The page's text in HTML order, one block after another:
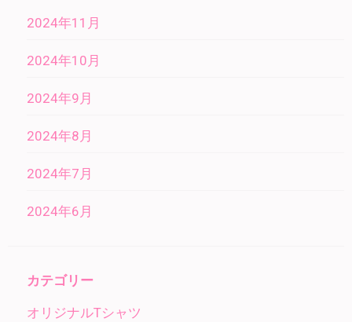
2024年11月
2024年10月
2024年9月
2024年8月
2024年7月
2024年6月
カテゴリー
オリジナルTシャツ